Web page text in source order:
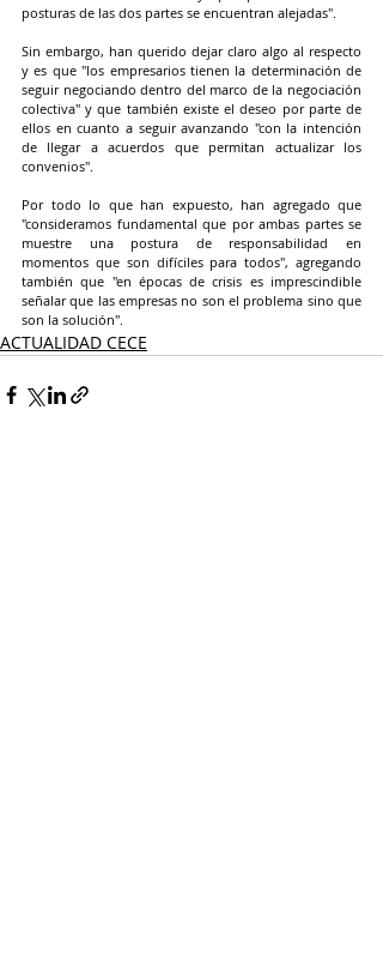
posturas de las dos partes se encuentran alejadas".
Sin embargo, han querido dejar claro algo al respecto
y es que "los empresarios tienen la determinación de
seguir negociando dentro del marco de la negociación
colectiva" y que también existe el deseo por parte de
ellos en cuanto a seguir avanzando "con la intención
de llegar a acuerdos que permitan actualizar los
convenios".
Por todo lo que han expuesto, han agregado que
"consideramos fundamental que por ambas partes se
muestre una postura de responsabilidad en
momentos que son difíciles para todos", agregando
también que "en épocas de crisis es imprescindible
señalar que las empresas no son el problema sino que
son la solución".
ACTUALIDAD CECE